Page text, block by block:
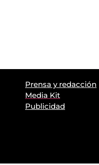
Prensa y redacción
Media Kit
Publicidad